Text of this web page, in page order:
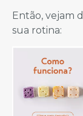
Então, vejam
sua rotina: